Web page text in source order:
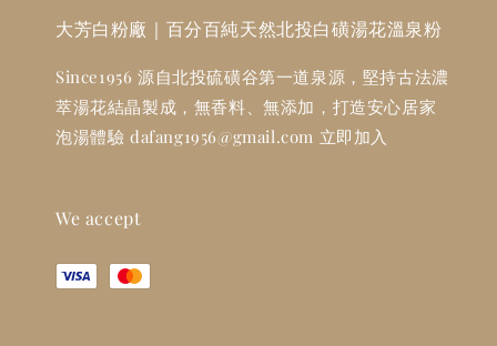
大芳白粉廠｜百分百純天然北投白磺湯花溫泉粉
Since1956 源自北投硫磺谷第一道泉源，堅持古法濃
萃湯花結晶製成，無香料、無添加，打造安心居家
泡湯體驗 dafang1956@gmail.com 立即加入
We accept